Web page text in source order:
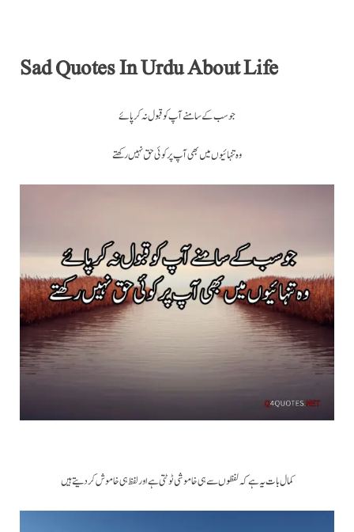
Sad Quotes In Urdu About Life
وہ تنہائیوں میں بھی آپ پر کوئی حق نہیں رکھتے
کمال بات یہ ہے کہ لفظوں سے ہی خاموشی ٹوٹتی ہے اور لفظ ہی خاموش کر دیتے ہیں